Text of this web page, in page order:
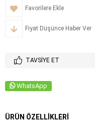
Favorilere Ekle
Fiyat Düşünce Haber Ver
TAVSIYE ET
WhatsApp
ÜRÜN ÖZELLIKLERI